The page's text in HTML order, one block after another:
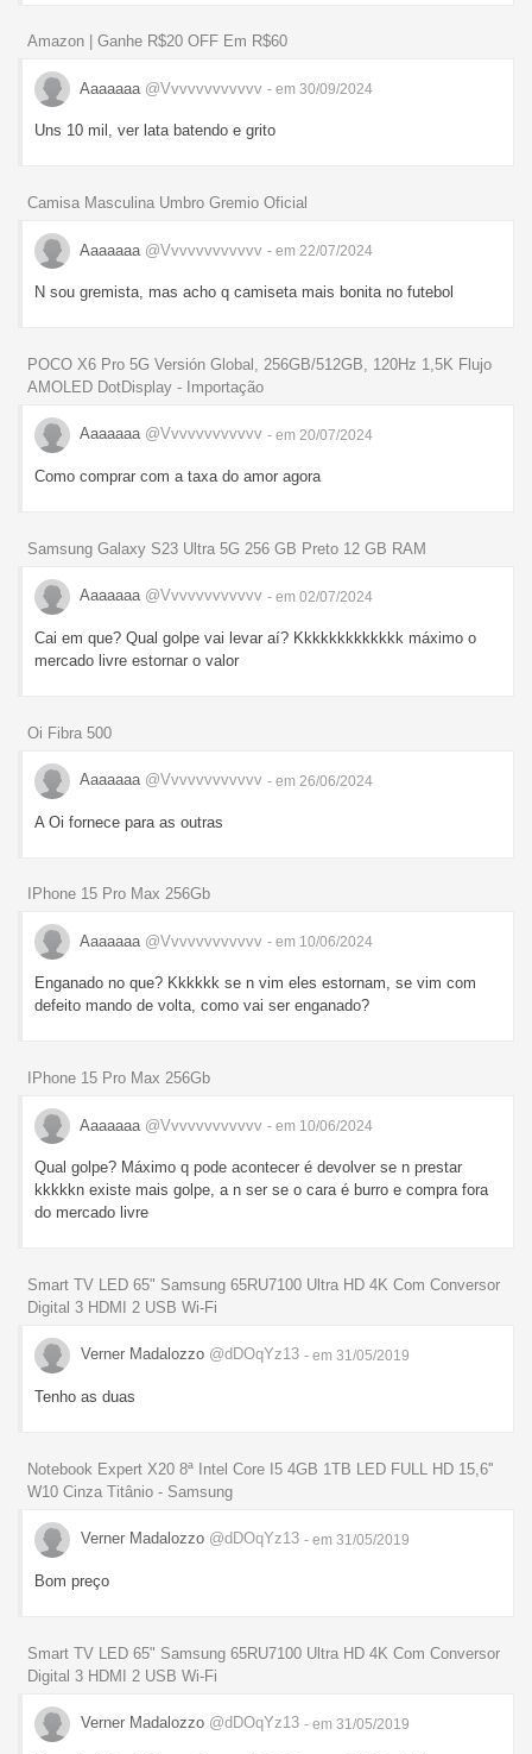
Amazon | Ganhe R$20 OFF Em R$60
Aaaaaaa @Vvvvvvvvvvvv - em 30/09/2024
Uns 10 mil, ver lata batendo e grito
Camisa Masculina Umbro Gremio Oficial
Aaaaaaa @Vvvvvvvvvvvv - em 22/07/2024
N sou gremista, mas acho q camiseta mais bonita no futebol
POCO X6 Pro 5G Versión Global, 256GB/512GB, 120Hz 1,5K Flujo
AMOLED DotDisplay - Importação
Aaaaaaa @Vvvvvvvvvvvv - em 20/07/2024
Como comprar com a taxa do amor agora
Samsung Galaxy S23 Ultra 5G 256 GB Preto 12 GB RAM
Aaaaaaa @Vvvvvvvvvvvv - em 02/07/2024
Cai em que? Qual golpe vai levar aí? Kkkkkkkkkkkkk máximo o
mercado livre estornar o valor
Oi Fibra 500
Aaaaaaa @Vvvvvvvvvvvv - em 26/06/2024
A Oi fornece para as outras
IPhone 15 Pro Max 256Gb
Aaaaaaa @Vvvvvvvvvvvv - em 10/06/2024
Enganado no que? Kkkkkk se n vim eles estornam, se vim com
defeito mando de volta, como vai ser enganado?
IPhone 15 Pro Max 256Gb
Aaaaaaa @Vvvvvvvvvvvv - em 10/06/2024
Qual golpe? Máximo q pode acontecer é devolver se n prestar
kkkkkn existe mais golpe, a n ser se o cara é burro e compra fora
do mercado livre
Smart TV LED 65" Samsung 65RU7100 Ultra HD 4K Com Conversor
Digital 3 HDMI 2 USB Wi-Fi
Verner Madalozzo @dDOqYz13 - em 31/05/2019
Tenho as duas
Notebook Expert X20 8ª Intel Core I5 4GB 1TB LED FULL HD 15,6''
W10 Cinza Titânio - Samsung
Verner Madalozzo @dDOqYz13 - em 31/05/2019
Bom preço
Smart TV LED 65" Samsung 65RU7100 Ultra HD 4K Com Conversor
Digital 3 HDMI 2 USB Wi-Fi
Verner Madalozzo @dDOqYz13 - em 31/05/2019